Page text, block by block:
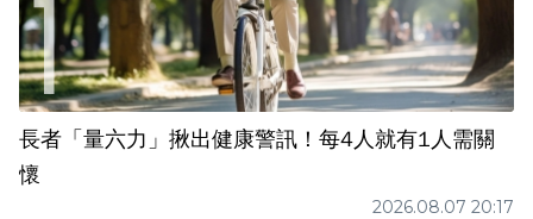
長者「量六力」揪出健康警訊！每4人就有1人需關
懷
2026.08.07 20:17